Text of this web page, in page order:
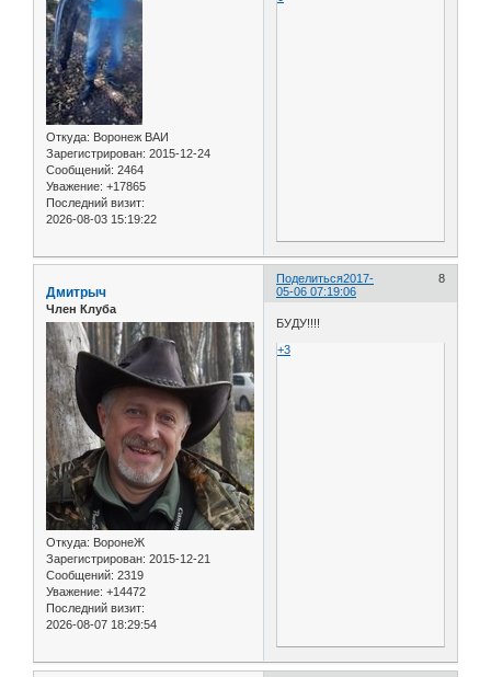
Откуда: Воронеж ВАИ
Зарегистрирован: 2015-12-24
Сообщений: 2464
Уважение: +17865
Последний визит:
2026-08-03 15:19:22
Поделиться 8
2017-
05-06 07:19:06
Дмитрыч
Член Клуба
Откуда: ВоронеЖ
Зарегистрирован: 2015-12-21
Сообщений: 2319
Уважение: +14472
Последний визит:
2026-08-07 18:29:54
БУДУ!!!!
+3